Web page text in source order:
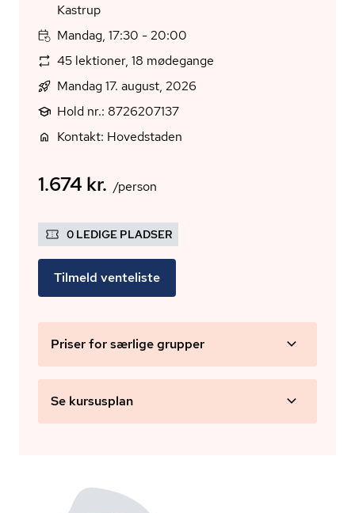
Kastrup
Mandag, 17:30 - 20:00
45 lektioner, 18 mødegange
Mandag 17. august, 2026
Hold nr.: 8726207137
Kontakt: Hovedstaden
1.674 kr. /person
0 LEDIGE PLADSER
Tilmeld venteliste
Priser for særlige grupper
Se kursusplan